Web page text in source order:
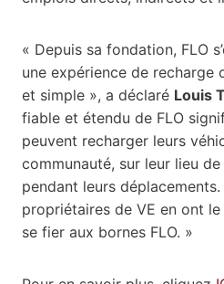
« Depuis sa fondation, FLO
une expérience de recharge
et simple », a déclaré Louis
fiable et étendu de FLO
peuvent recharger leurs
communauté, sur leur lieu
pendant leurs
propriétaires de VE en ont
se fier aux bornes FLO. »